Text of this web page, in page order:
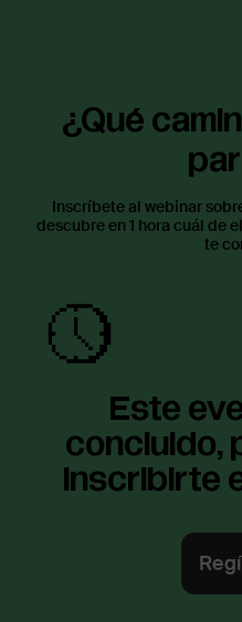
¿Qué
Inscríbete al webinar
descubre en 1 hora cuál de
te